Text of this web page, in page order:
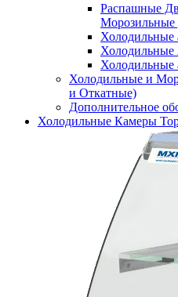
Распашные
Холодильные
Холодильные
Холодильные
Холодильные и
и Откатные)
Дополнительное
Холодильные Камеры